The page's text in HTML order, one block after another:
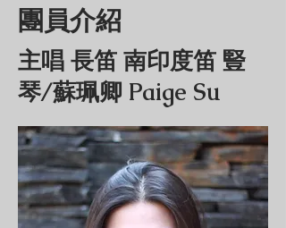
​團員介紹
主唱 長笛 南印度笛 豎
琴/蘇珮卿 Paige Su